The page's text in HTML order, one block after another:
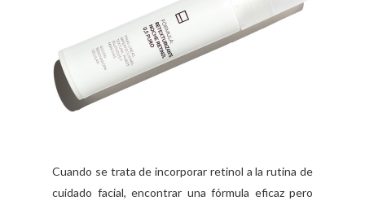
Cuando se trata de incorporar retinol a la rutina de
cuidado facial, encontrar una fórmula eficaz pero